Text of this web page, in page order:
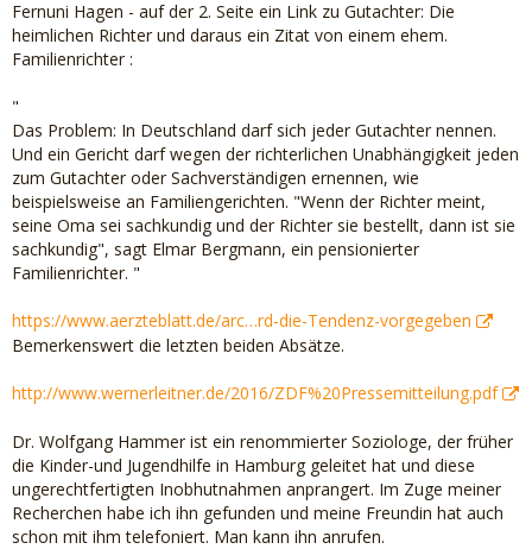
Fernuni Hagen - auf der 2. Seite ein Link zu Gutachter: Die
heimlichen Richter und daraus ein Zitat von einem ehem.
Familienrichter :
"
Das Problem: In Deutschland darf sich jeder Gutachter nennen.
Und ein Gericht darf wegen der richterlichen Unabhängigkeit jeden
zum Gutachter oder Sachverständigen ernennen, wie
beispielsweise an Familiengerichten. "Wenn der Richter meint,
seine Oma sei sachkundig und der Richter sie bestellt, dann ist sie
sachkundig", sagt Elmar Bergmann, ein pensionierter
Familienrichter. "
https://www.aerzteblatt.de/arc…rd-die-Tendenz-vorgegeben
Bemerkenswert die letzten beiden Absätze.
http://www.wernerleitner.de/2016/ZDF%20Pressemitteilung.pdf
Dr. Wolfgang Hammer ist ein renommierter Soziologe, der früher
die Kinder-und Jugendhilfe in Hamburg geleitet hat und diese
ungerechtfertigten Inobhutnahmen anprangert. Im Zuge meiner
Recherchen habe ich ihn gefunden und meine Freundin hat auch
schon mit ihm telefoniert. Man kann ihn anrufen.